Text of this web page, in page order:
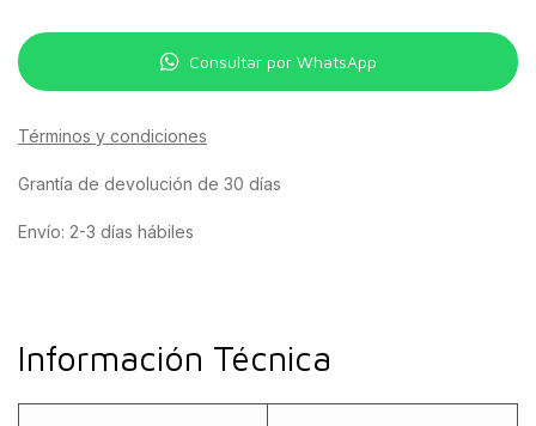
Consultar por WhatsApp
Términos y condiciones
Grantía de devolución de 30 días
Envío: 2-3 días hábiles
Información Técnica